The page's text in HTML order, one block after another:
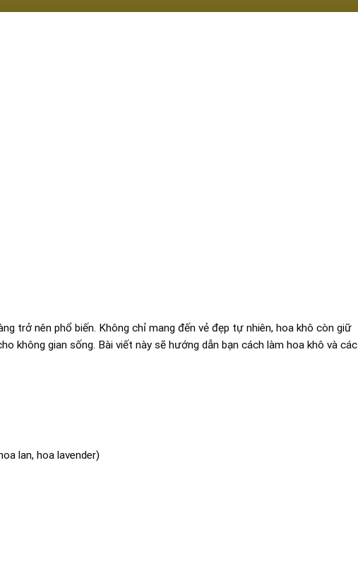
trở nên phổ biến. Không chỉ mang đến vẻ đẹp tự nhiên, hoa khô còn giữ
không gian sống. Bài viết này sẽ hướng dẫn bạn cách làm hoa khô và các
lan, hoa lavender)